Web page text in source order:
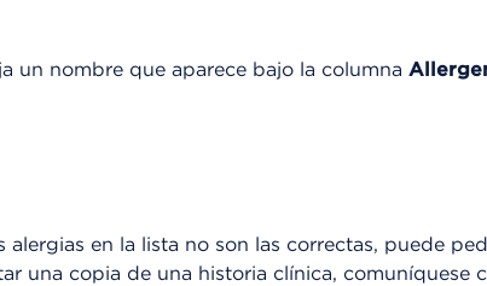
un nombre que aparece bajo la columna
en la lista no son las correctas, puede
una copia de una historia clínica, comuníquese